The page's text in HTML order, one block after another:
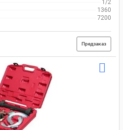
1/2
1360
7200
Предзаказ